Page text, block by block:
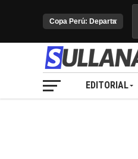
EDITORIAL